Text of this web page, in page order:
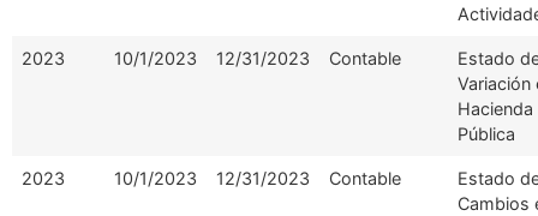
2023 10/1/2023 12/31/2023 Contable
Estado
Variación
Hacienda
Pública
2023 10/1/2023 12/31/2023 Contable
Estado
Cambios